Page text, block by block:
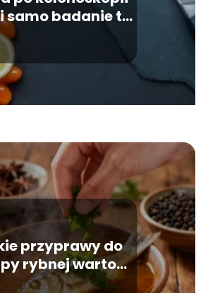
samo badanie to
nie wszystko
przyprawy do
rybnej warto
wybrać?